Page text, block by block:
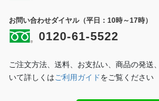
お問い合わせダイヤル（平日：10時～17時）
0120-61-5522
ご注文方法、送料、お支払い、商品の発送
いて詳しくはご利用ガイドをご覧ください